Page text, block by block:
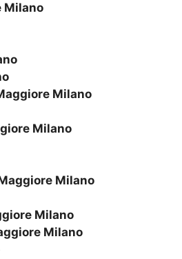
Milano
Milano
Milano
Milano
Milano
Milano